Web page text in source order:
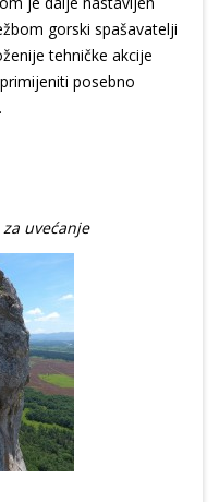
gorski spašavatelji
tehničke akcije
posebno
uvećanje